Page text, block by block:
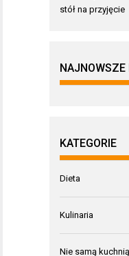
stół na przyjęcie
NAJNOWSZE
KATEGORIE
Dieta
Kulinaria
Nie samą